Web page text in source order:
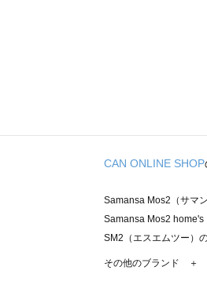
CAN ONLINE SHOP
Samansa Mos2（サマ
Samansa Mos2 home's
SM2（エスエムツー）
TSUHARU by
その他のブランド ＋